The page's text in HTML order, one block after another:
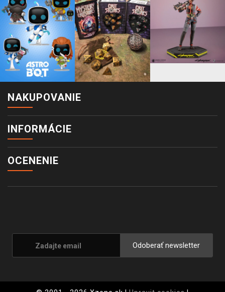
NAKUPOVANIE
INFORMÁCIE
OCENENIE
Odoberať newsletter